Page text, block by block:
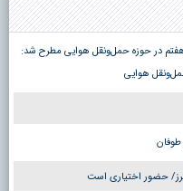
در حوزه حمل‌ونقل هوایی مطرح شد:
هوایی
حضور اختیاری است